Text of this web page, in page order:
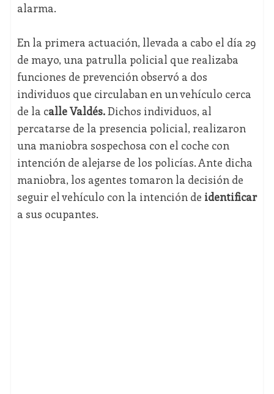
alarma.
En la primera actuación, llevada a cabo el día 29
de mayo, una patrulla policial que realizaba
funciones de prevención observó a dos
individuos que circulaban en un vehículo cerca
de la calle Valdés.Dichos individuos, al
percatarse de la presencia policial, realizaron
una maniobra sospechosa con el coche con
intención de alejarse de los policías. Ante dicha
maniobra, los agentes tomaron la decisión de
seguir el vehículo con la intención de identificar
a sus ocupantes.